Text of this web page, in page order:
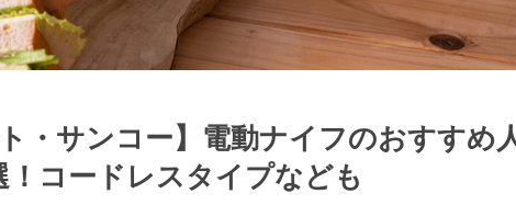
ト・サンコー】電動ナイフのおすすめ
コードレスタイプなども